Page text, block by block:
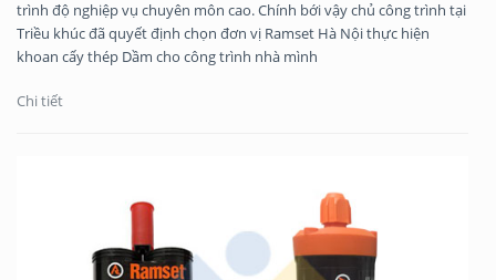
trình độ nghiệp vụ chuyên môn cao. Chính bới vậy chủ công trình tại
Triều khúc đã quyết định chọn đơn vị Ramset Hà Nội thực hiện
khoan cấy thép Dầm cho công trình nhà mình
Chi tiết